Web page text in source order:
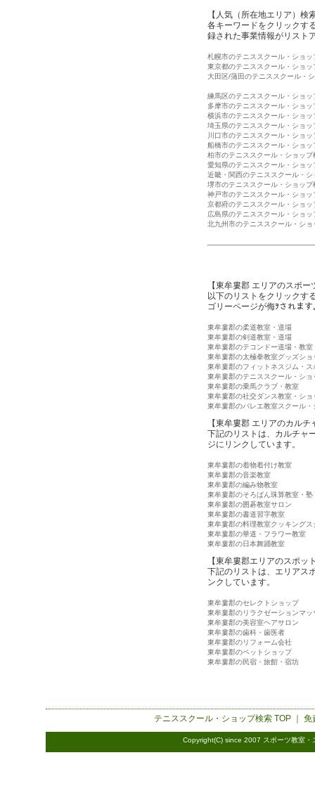
【人気（所在地エリア）検
各キーワードをクリックす
録された事業情報がリスト
札幌市のテニススクール・ショッ
東京都のテニススクール・ショッ
大田区/蒲田のテニススクール・
練馬区のテニススクール・ショッ
多摩市のテニススクール・ショッ
横浜市のテニススクール・ショッ
埼玉県のテニススクール・ショッ
川口市のテニススクール・ショッ
船橋市のテニススクール・ショッ
柏市のテニススクール・ショップ
愛知県のテニススクール・ショッ
近畿・関西のテニススクール・シ
堺市のテニススクール・ショップ
神戸市のテニススクール・ショッ
京都府のテニススクール・ショッ
広島県のテニススクール・ショッ
北九州市のテニススクール・ショ
【東牟婁郡 エリアのスポ
以下のリストをクリックす
ゴリーページが侮ｦされます
東牟婁郡の柔道教室・道場
東牟婁郡の剣道教室・道場
東牟婁郡のテコンドー道場・教室
東牟婁郡の太極拳教室グッズショ
東牟婁郡のフィットネスジム・ス
東牟婁郡のテニススクール・ショ
東牟婁郡の乗馬クラブ・教室
東牟婁郡の社交ダンス教室・ショ
東牟婁郡のバレエ教室スクール・
【東牟婁郡 エリアのカル
下記のリストは、カルチャ
ジにリンクしています。
東牟婁郡の着物着付け教室
東牟婁郡の音楽教室
東牟婁郡の編み物教室
東牟婁郡のそろばん珠算教室・塾
東牟婁郡の囲碁教室サロン
東牟婁郡の書道習字教室
東牟婁郡の料理教室クッキングス
東牟婁郡の華道・フラワー教室
東牟婁郡の日本舞踊教室
【東牟婁郡エリアのスポッ
下記のリストは、エリアス
ンクしています。
東牟婁郡のセレクトショップ
東牟婁郡のリラクゼーションマッ
東牟婁郡の美容室ヘアサロン
東牟婁郡の歯科・歯医者
東牟婁郡のリフォーム会社
東牟婁郡のペットショップ
東牟婁郡の民宿・旅館・宿坊
テニススクール・ショップ検索TOP ｜ 免
Copyright(C) since 2007 スポーツ教室・